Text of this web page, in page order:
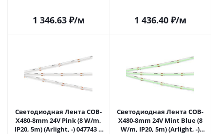
1 346.63₽/м 1 436.40₽/м
Светодиодная Лента COB-
X480-8mm 24V Pink (8 W/m,
IP20, 5m) (Arlight, -) 047743 в
Светодиодная Лента COB-
X480-8mm 24V Mint Blue (8
W/m, IP20, 5m) (Arlight, -)